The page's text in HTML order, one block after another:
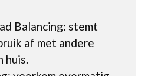
Balancing: stemt
af met andere
huis.